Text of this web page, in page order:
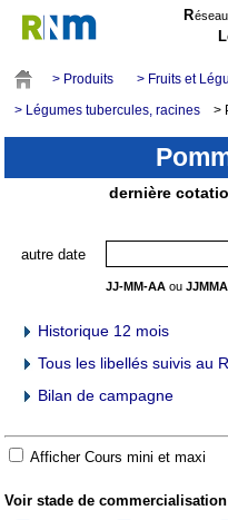
R
> Produits > Fruits et
> Légumes tubercules, racines
>
dernière
autre date
JJ-MM-AA ou
Historique 12 mois
Tous les libellés suivis au
Bilan de campagne
Afficher Cours mini et maxi
Voir stade de